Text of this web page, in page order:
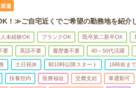
派遣
！≫ご自宅近くでご希望の勤務地を紹介し
未経験OK ブランクOK 既卒第二新卒OK
要 英語不要 履歴書不要 40～50代活躍
土日祝休 朝10時以降スタート 16時前ま
扶養控内 医療福祉 交費支給 車通勤可